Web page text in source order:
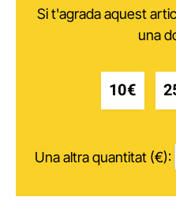
Si t'agrada aquest
una
10€
Una altra quantitat (€):